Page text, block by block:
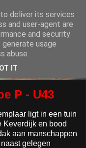
P - U43
ligt in een tuin
Keverdijk en bood
aan manschappen
gelegen
deliver its services
and user-agent are
and security
usage
abuse.
IT